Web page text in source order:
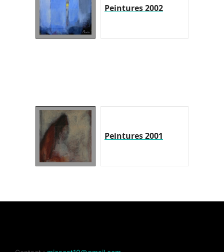
Peintures 2002
Peintures 2001